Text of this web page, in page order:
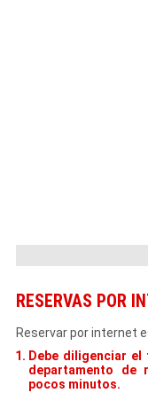
RESERVAS POR
Reservar por internet
Debe diligenciar
departamento de
pocos minutos.